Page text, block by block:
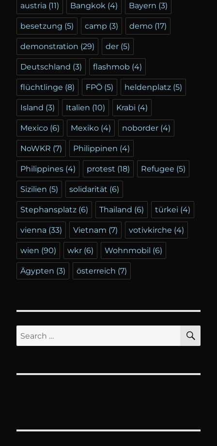
austria (11) Bangkok (4) Bayern (3)
besetzung (5) camp (3) demo (17)
demonstration (29) der (5)
Deutschland (3) flashmob (4)
flüchtlinge (8) FPÖ (5) heldenplatz (5)
Island (3) Italien (10) Krabi (4)
Mexico (6) Mexiko (4) noborder (4)
NoWKR (7) Philippinen (4)
Philippines (4) protest (18) Refugee (5)
Sizilien (5) solidarität (6)
Stephansplatz (6) Thailand (6) türkei (4)
vienna (33) Vietnam (7) votivkirche (4)
wien (90) wkr (6) Wohnmobil (6)
Ägypten (3) österreich (7)
Search
for: